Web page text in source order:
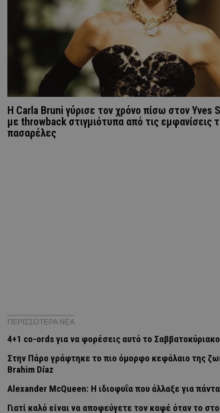
H Carla Bruni γύρισε τον χρόνο πίσω στον Yves
με throwback στιγμιότυπα από τις εμφανίσεις
πασαρέλες
ΠΕΡΙΣΣΟΤΕΡΑ ΝΕΑ
4+1 co-ords για να φορέσεις αυτό το Σαββατοκύριακο
Στην Πάρο γράφτηκε το πιο όμορφο κεφάλαιο της
Brahim Díaz
Alexander McQueen: Η ιδιοφυΐα που άλλαξε για
Γιατί καλό είναι να αποφεύγετε τον καφέ όταν το